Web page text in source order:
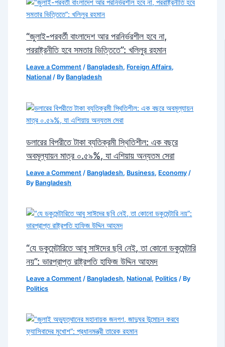
“জুলাই-পরবর্তী বাংলাদেশ আর পরনির্ভরশীল হবে না,
পররাষ্ট্রনীতি হবে সমতার ভিত্তিতে”: খলিলুর রহমান
Leave a Comment / Bangladesh, Foreign Affairs,
National / By Bangladesh
ডলারের বিপরীতে টাকা ব্যতিক্রমী স্থিতিশীল: এক বছরে
অবমূল্যায়ন মাত্র ০.৫৯%, যা এশিয়ায় অন্যতম সেরা
Leave a Comment / Bangladesh, Business, Economy /
By Bangladesh
“যে ডকুমেন্টারিতে আবু সাঈদের ছবি নেই, তা কোনো ডকুমেন্টারি
নয়”: ভারপ্রাপ্ত রাষ্ট্রপতি হাফিজ উদ্দিন আহমদ
Leave a Comment / Bangladesh, National, Politics / By
Politics